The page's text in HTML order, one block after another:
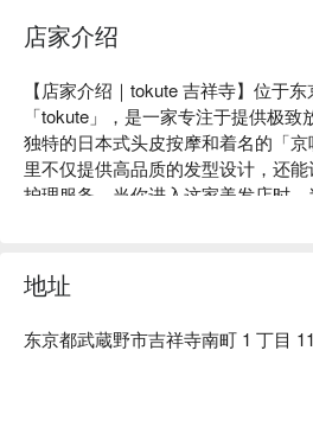
店家介绍
【店家介绍｜tokute 吉祥寺】位于
「tokute」，是一家专注于提供极
独特的日本式头皮按摩和着名的「
里不仅提供高品质的发型设计，还
护理服务。当你进入这家美发店时
的服务～设计师很友善」、「店家离
务区是半私人包厢，可以放松心情接
【推荐服务】
地址
东京都武蔵野市吉祥寺南町 1 丁目